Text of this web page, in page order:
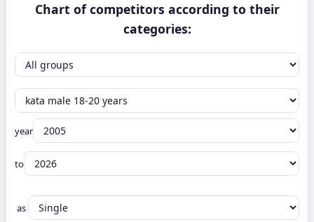
Chart of competitors according to their
categories:
year
to
as